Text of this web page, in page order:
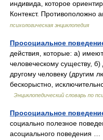
индивида, которое
Контекст.
психологическая энциклопедия
Просоциальное
действия, которые: а)
человеческому существу,
другому человеку (другим
бескорыстно,
Энциклопедический словарь по
Просоциальное
социально полезное
асоциального поведения …